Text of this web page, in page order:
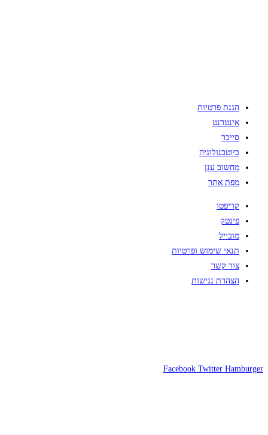
הגנת פרטיות
אינטרנט
סייבר
ביוטכנולוגיה
מחשוב ענן
מפת אתר
קריפטו
פינטק
מובייל
תנאי שימוש ופרטיות
צור קשר
הצהרת נגישות
Facebook Twitter Hamburger